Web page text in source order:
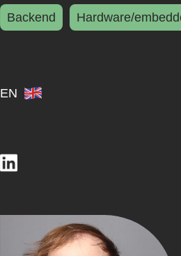
Backend Hardware/
EN